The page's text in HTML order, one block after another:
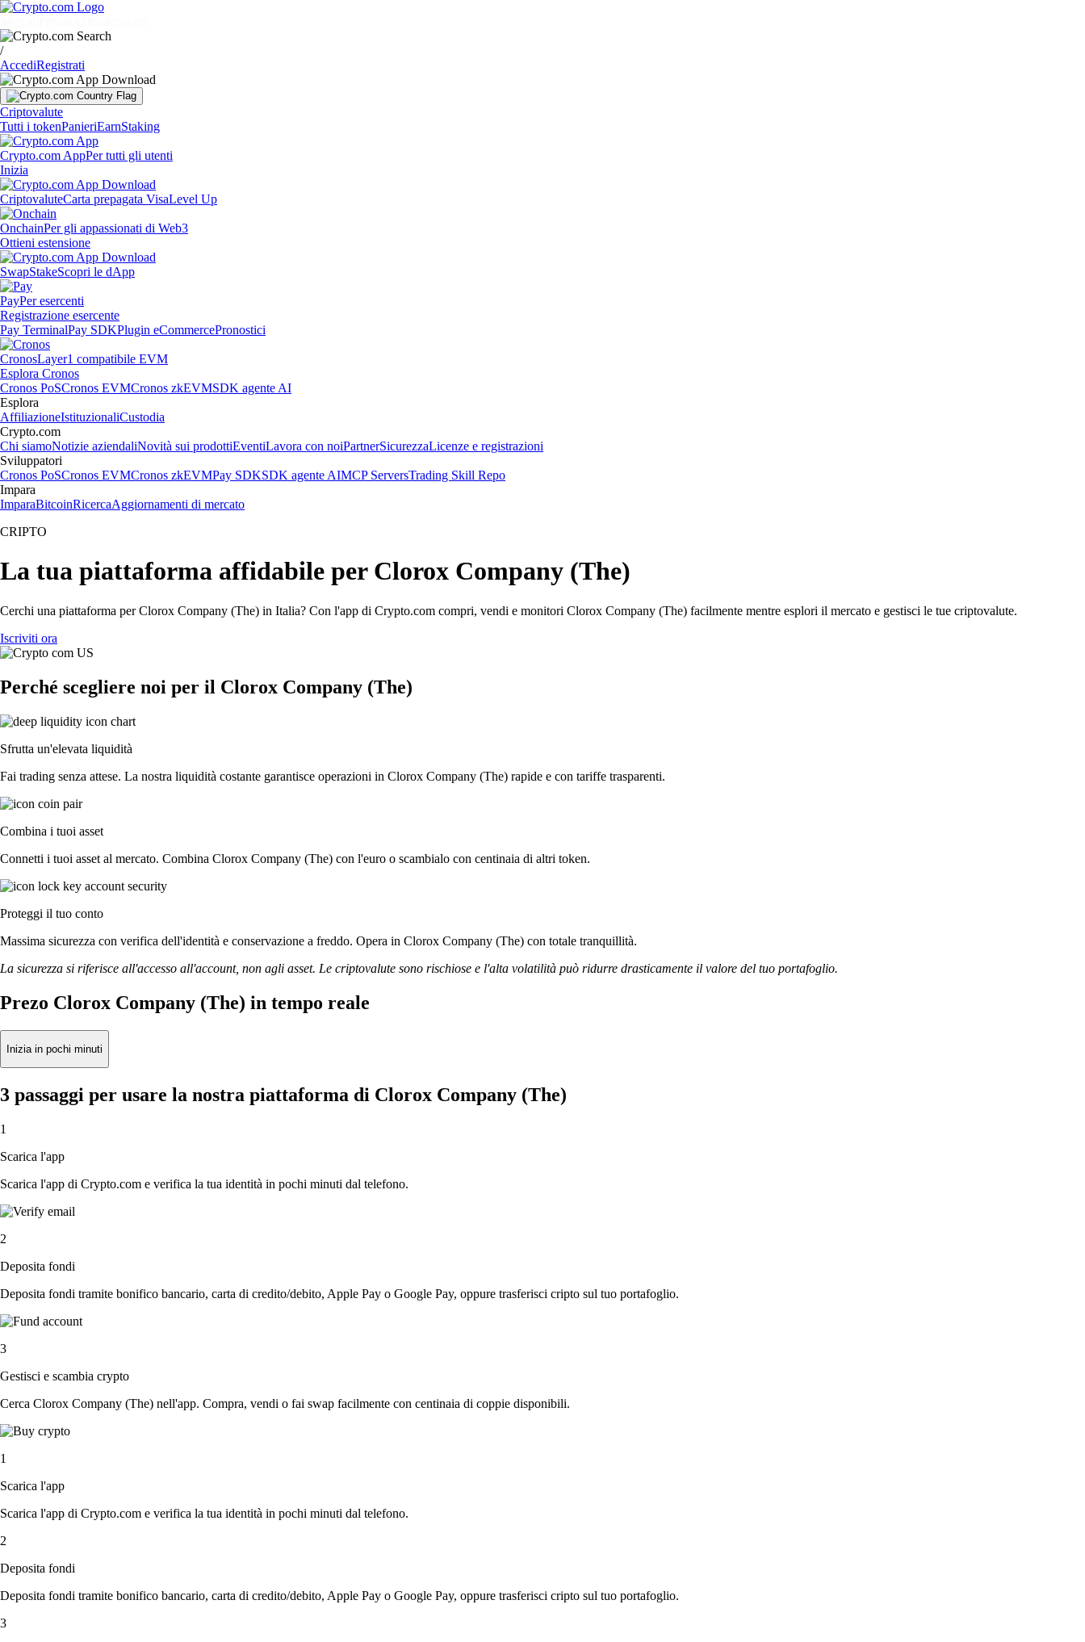
/
AccediRegistrati
Criptovalute
Tutti i tokenPanieriEarnStaking
Crypto.com AppPer tutti gli utenti
Inizia
CriptovaluteCarta prepagata VisaLevel Up
OnchainPer gli appassionati di Web3
Ottieni estensione
SwapStakeScopri le dApp
PayPer esercenti
Registrazione esercente
Pay TerminalPay SDKPlugin eCommercePronostici
CronosLayer1 compatibile EVM
Esplora Cronos
Cronos PoSCronos EVMCronos zkEVMSDK agente AI
Esplora
AffiliazioneIstituzionaliCustodia
Crypto.com
Chi siamoNotizie aziendaliNovità sui prodottiEventiLavora con noiPartnerSicurezzaLicenze e registrazioni
Sviluppatori
Cronos PoSCronos EVMCronos zkEVMPay SDKSDK agente AIMCP ServersTrading Skill Repo
Impara
ImparaBitcoinRicercaAggiornamenti di mercato
CRIPTO
La tua piattaforma affidabile per Clorox Company (The)
Cerchi una piattaforma per Clorox Company (The) in Italia? Con l'app di Crypto.com compri, vendi e monitori Clorox Company (The) facilmente mentre esplori il mercato e gestisci le tue criptovalute.
Iscriviti ora
Perché scegliere noi per il Clorox Company (The)
Sfrutta un'elevata liquidità
Fai trading senza attese. La nostra liquidità costante garantisce operazioni in Clorox Company (The) rapide e con tariffe trasparenti.
Combina i tuoi asset
Connetti i tuoi asset al mercato. Combina Clorox Company (The) con l'euro o scambialo con centinaia di altri token.
Proteggi il tuo conto
Massima sicurezza con verifica dell'identità e conservazione a freddo. Opera in Clorox Company (The) con totale tranquillità.
La sicurezza si riferisce all'accesso all'account, non agli asset. Le criptovalute sono rischiose e l'alta volatilità può ridurre drasticamente il valore del tuo portafoglio.
Prezo Clorox Company (The) in tempo reale
Inizia in pochi minuti
3 passaggi per usare la nostra piattaforma di Clorox Company (The)
1
Scarica l'app
Scarica l'app di Crypto.com e verifica la tua identità in pochi minuti dal telefono.
2
Deposita fondi
Deposita fondi tramite bonifico bancario, carta di credito/debito, Apple Pay o Google Pay, oppure trasferisci cripto sul tuo portafoglio.
3
Gestisci e scambia crypto
Cerca Clorox Company (The) nell'app. Compra, vendi o fai swap facilmente con centinaia di coppie disponibili.
1
Scarica l'app
Scarica l'app di Crypto.com e verifica la tua identità in pochi minuti dal telefono.
2
Deposita fondi
Deposita fondi tramite bonifico bancario, carta di credito/debito, Apple Pay o Google Pay, oppure trasferisci cripto sul tuo portafoglio.
3